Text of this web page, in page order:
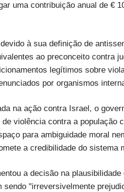
uma contribuição anual de €
à sua definição de
ao preconceito contra
legítimos sobre
por organismos
na ação contra Israel, o
violência contra a população
para ambiguidade moral
a credibilidade do sistema
a decisão na
"irreversivelmente